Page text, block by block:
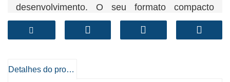
desenvolvimento. O seu formato compacto
oferece uma incrível resistência à tração, sendo
ideal para aplicações como estradas, aterros,
erosão.
Detalhes do produto